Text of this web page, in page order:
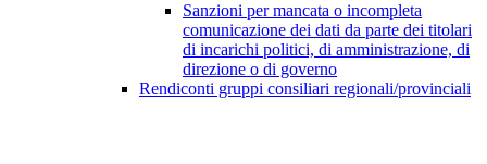
Sanzioni per mancata o incompleta
comunicazione dei dati da parte dei titolari
di incarichi politici, di amministrazione, di
direzione o di governo
Rendiconti gruppi consiliari regionali/provinciali